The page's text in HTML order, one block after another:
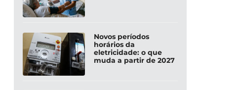
Novos períodos
horários da
eletricidade: o que
muda a partir de 2027